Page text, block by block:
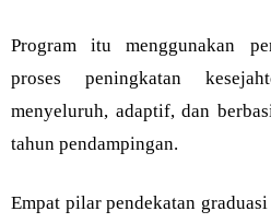
Program itu menggunakan
proses peningkatan
menyeluruh, adaptif, dan
tahun pendampingan.
Empat pilar pendekatan